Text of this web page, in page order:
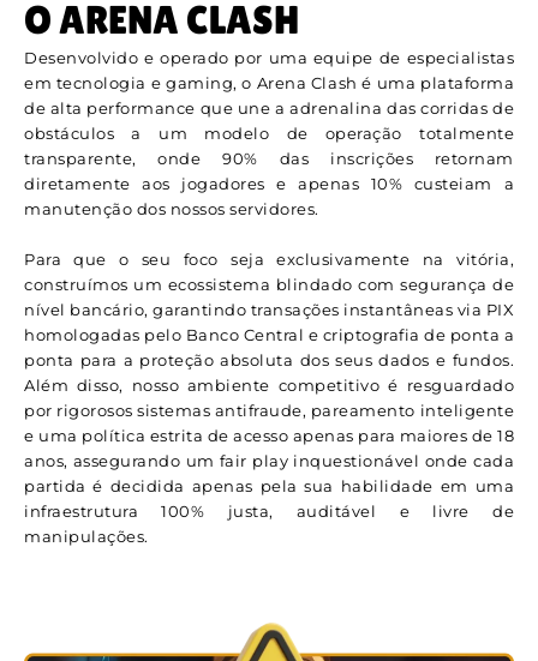
O ARENA CLASH
Desenvolvido e operado por uma equipe de especialistas
em tecnologia e gaming, o Arena Clash é uma plataforma
de alta performance que une a adrenalina das corridas de
obstáculos a um modelo de operação totalmente
transparente, onde 90% das inscrições retornam
diretamente aos jogadores e apenas 10% custeiam a
manutenção dos nossos servidores.
Para que o seu foco seja exclusivamente na vitória,
construímos um ecossistema blindado com segurança de
nível bancário, garantindo transações instantâneas via PIX
homologadas pelo Banco Central e criptografia de ponta a
ponta para a proteção absoluta dos seus dados e fundos.
Além disso, nosso ambiente competitivo é resguardado
por rigorosos sistemas antifraude, pareamento inteligente
e uma política estrita de acesso apenas para maiores de 18
anos, assegurando um fair play inquestionável onde cada
partida é decidida apenas pela sua habilidade em uma
infraestrutura 100% justa, auditável e livre de
manipulações.